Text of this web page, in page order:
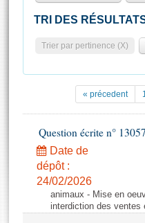
Pétitions
Projets de loi
Propositions de loi
Amendements
Textes adoptés
Statistiques et
Documents de
( Constitution | Règlement
Histoire
Juniors
Anciennes législatures
La Bibliothèque
Contacts et plan
Photos libres de droit
TRI DES
Trier par pertinence (X)
« précedent
Question écrite n°
Date de
dépôt :
24/02/2026
animaux - Mise en
interdiction des ventes